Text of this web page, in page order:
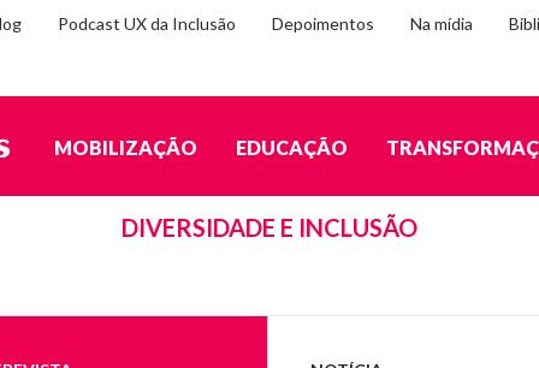
Podcast UX da Inclusão Depoimentos Na mídia
MOBILIZAÇÃO EDUCAÇÃO
TAGS
DIVERSIDADE E INCLUSÃO